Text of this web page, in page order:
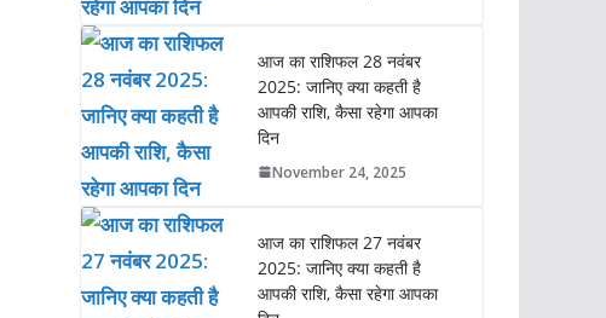
आज का राशिफल 28 नवंबर
2025: जानिए क्या कहती है
आपकी राशि, कैसा रहेगा आपका
दिन
November 24, 2025
आज का राशिफल 27 नवंबर
2025: जानिए क्या कहती है
आपकी राशि, कैसा रहेगा आपका